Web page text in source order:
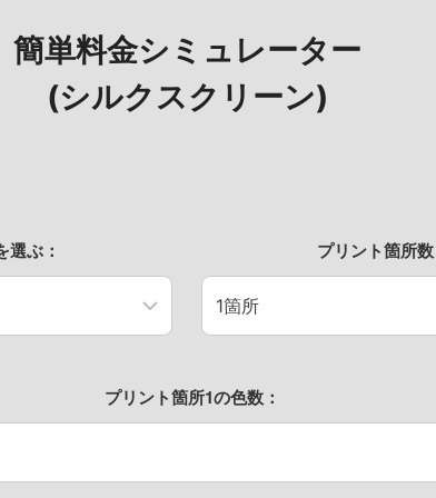
簡単料金シミュレーター
(シルクスクリーン)
選ぶ： プリント箇所
プリント箇所1の色数：